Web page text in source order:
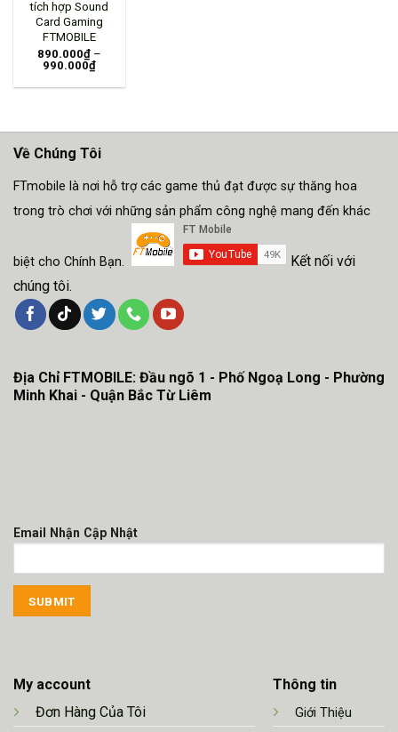
tích hợp Sound
Card Gaming
FTMOBILE
890.000₫–
990.000₫
Về Chúng Tôi
FTmobile là nơi hỗ trợ các game thủ đạt được sự thăng hoa
trong trò chơi với những sản phẩm công nghệ mang đến khác
biệt cho Chính Bạn.
Kết nối với
chúng tôi.
My account
Đơn Hàng Của Tôi
Thông tin
Giới Thiệu
Địa Chỉ FTMOBILE: Đầu ngõ 1 - Phố Ngoạ Long - Phường
Minh Khai - Quận Bắc Từ Liêm
Email Nhận Cập Nhật